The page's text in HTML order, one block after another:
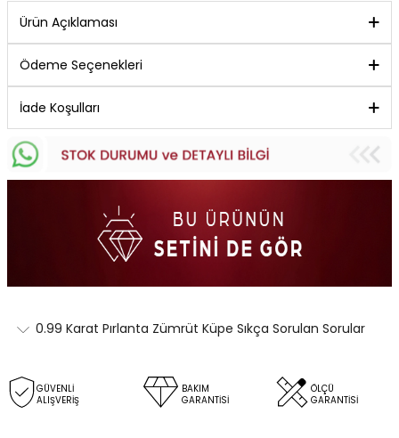
Ürün Açıklaması
Ödeme Seçenekleri
İade Koşulları
0.99 Karat Pırlanta Zümrüt Küpe Sıkça Sorulan Sorular
GÜVENLİ
ALIŞVERİŞ
BAKIM
GARANTİSİ
ÖLÇÜ
GARANTİSİ